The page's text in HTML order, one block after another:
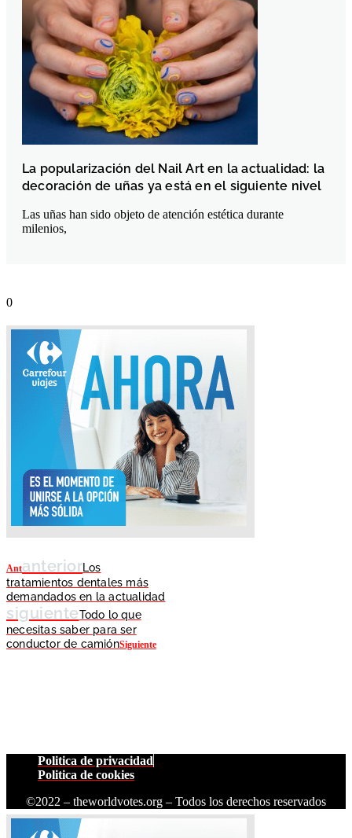
La popularización del Nail Art en la actualidad: la
decoración de uñas ya está en el siguiente nivel
Las uñas han sido objeto de atención estética durante
milenios,
AntanteriorLos
tratamientos dentales más
demandados en la actualidad
siguienteTodo lo que
necesitas saber para ser
conductor de camiónSiguiente
Politica de privacidad
Politica de cookies
©2022 – theworldvotes.org – Todos los derechos reservados